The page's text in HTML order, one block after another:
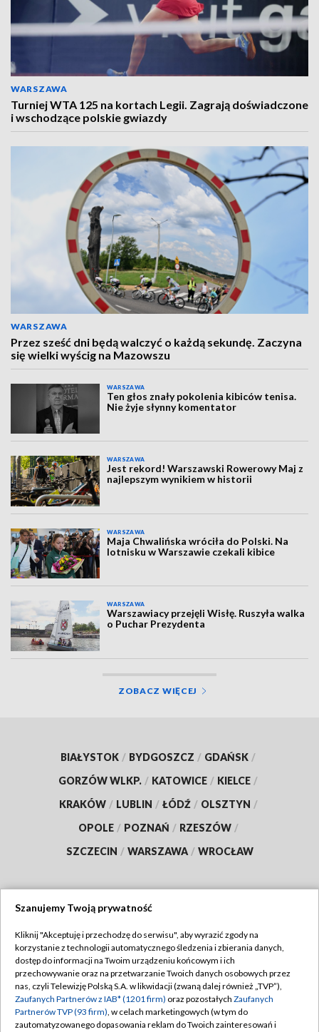
WARSZAWA
Turniej WTA 125 na kortach Legii. Zagrają doświadczone
i wschodzące polskie gwiazdy
WARSZAWA
Przez sześć dni będą walczyć o każdą sekundę. Zaczyna
się wielki wyścig na Mazowszu
WARSZAWA
Ten głos znały pokolenia kibiców tenisa.
Nie żyje słynny komentator
WARSZAWA
Jest rekord! Warszawski Rowerowy Maj z
najlepszym wynikiem w historii
WARSZAWA
Maja Chwalińska wróciła do Polski. Na
lotnisku w Warszawie czekali kibice
WARSZAWA
Warszawiacy przejęli Wisłę. Ruszyła walka
o Puchar Prezydenta
ZOBACZ WIĘCEJ
BIAŁYSTOK / BYDGOSZCZ / GDAŃSK /
GORZÓW WLKP. / KATOWICE / KIELCE /
KRAKÓW / LUBLIN / ŁÓDŹ / OLSZTYN /
OPOLE / POZNAŃ / RZESZÓW /
SZCZECIN / WARSZAWA / WROCŁAW
TVP
Abonament TVP
Emisja w TVP
Centrum informacji TVP
Regulamin TVP
Polityka prywatności
Moje zgody
Szanujemy Twoją prywatność
Kliknij "Akceptuję i przechodzę do serwisu", aby wyrazić zgody na
korzystanie z technologii automatycznego śledzenia i zbierania danych,
dostęp do informacji na Twoim urządzeniu końcowym i ich
przechowywanie oraz na przetwarzanie Twoich danych osobowych przez
nas, czyli Telewizję Polską S.A. w likwidacji (zwaną dalej również „TVP”),
Zaufanych Partnerów z IAB* (1201 firm) oraz pozostałych Zaufanych
Partnerów TVP (93 firm), w celach marketingowych (w tym do
zautomatyzowanego dopasowania reklam do Twoich zainteresowań i